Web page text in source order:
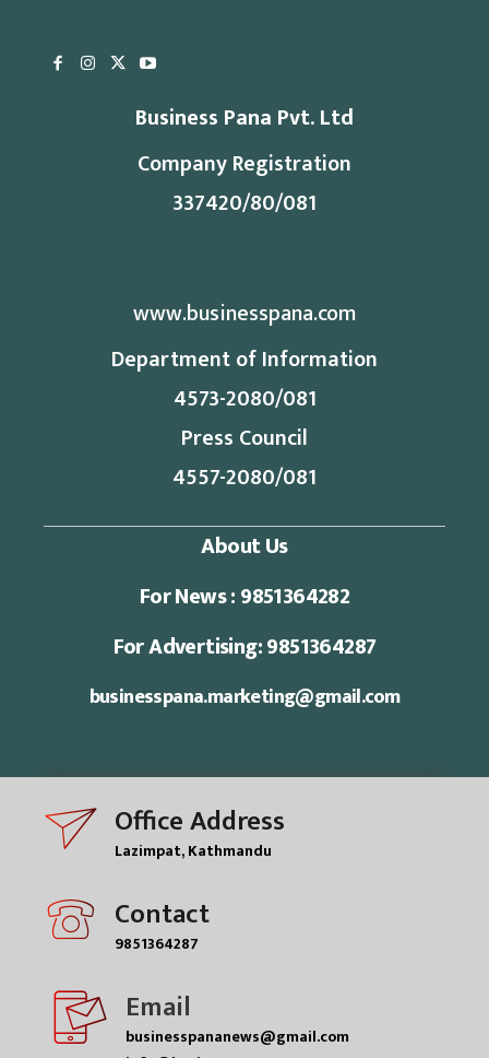
Business Pana Pvt. Ltd
Company Registration
337420/80/081
www.businesspana.com
Department of Information
4573-2080/081
Press Council
4557-2080/081
About Us
For News : 9851364282
For Advertising: 9851364287
businesspana.marketing@gmail.com
Office Address
Lazimpat, Kathmandu
Contact
9851364287
Email
businesspananews@gmail.com